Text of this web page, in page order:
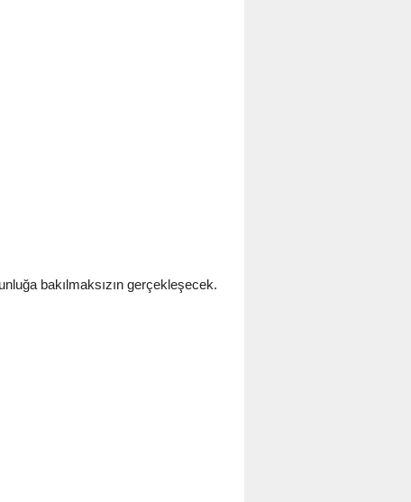
bakılmaksızın gerçekleşecek.